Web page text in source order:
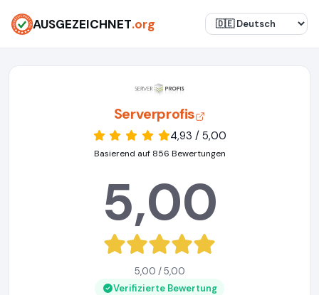
AUSGEZEICHNET.org
Serverprofis
4,93 / 5,00
Basierend auf 856 Bewertungen
5,00
5,00 / 5,00
Verifizierte Bewertung